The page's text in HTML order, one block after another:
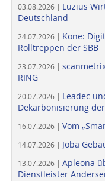
03.08.2026 | Luzius
Deutschland
24.07.2026 | Kone:
Rolltreppen der SBB
23.07.2026 |
RING
20.07.2026 | Leadec
Dekarbonisierung
16.07.2026 | Vom
14.07.2026 | Joba
13.07.2026 | Apleona
Dienstleister